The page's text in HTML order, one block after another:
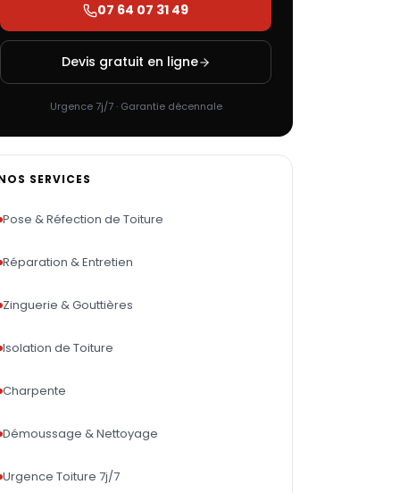
07 64 07 31 49
Devis gratuit en ligne
Urgence 7j/7 · Garantie décennale
SERVICES
Pose & Réfection de Toiture
Réparation & Entretien
Zinguerie & Gouttières
Isolation de Toiture
Charpente
Démoussage & Nettoyage
Urgence Toiture 7j/7